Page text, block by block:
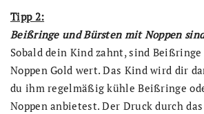
Tipp 2:
Beißringe und Bürsten mit Noppen
Sobald dein Kind zahnt, sind
Noppen Gold wert. Das Kind wird dir
du ihm regelmäßig kühle Beißringe
Noppen anbietest. Der Druck durch